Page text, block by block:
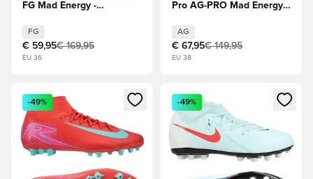
FG Mad Energy -
Red/Rood
FG
€ 59,95€ 169,95
EU 36
Pro AG-PRO Mad Energy -
AG
€ 67,95€ 149,95
EU 38
Opent een venster om in te loggen of je aan te melden als
-49%
Opent een venster om in te
-49%